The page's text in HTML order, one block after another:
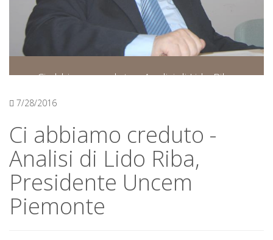
Ci abbiamo creduto - Analisi di Lido Riba,
7/28/2016
Ci abbiamo creduto -
Analisi di Lido Riba,
Presidente Uncem
Piemonte